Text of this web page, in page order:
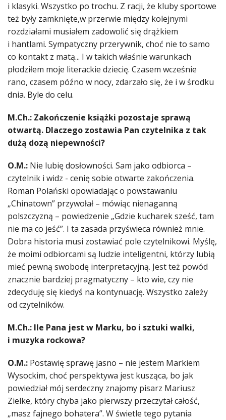
i klasyki. Wszystko po trochu. Z racji, że kluby sportowe
też były zamknięte,w przerwie między kolejnymi
rozdziałami musiałem zadowolić się drążkiem
i hantlami. Sympatyczny przerywnik, choć nie to samo
co kontakt z matą... I w takich właśnie warunkach
płodziłem moje literackie dziecię. Czasem wcześnie
rano, czasem późno w nocy, zdarzało się, że i w środku
dnia. Byle do celu.
M.Ch.: Zakończenie książki pozostaje sprawą
otwartą. Dlaczego zostawia Pan czytelnika z tak
dużą dozą niepewności?
O.M.: Nie lubię dosłowności. Sam jako odbiorca –
czytelnik i widz - cenię sobie otwarte zakończenia.
Roman Polański opowiadając o powstawaniu
„Chinatown” przywołał – mówiąc nienaganną
polszczyzną – powiedzenie „Gdzie kucharek sześć, tam
nie ma co jeść”. I ta zasada przyświeca również mnie.
Dobra historia musi zostawiać pole czytelnikowi. Myślę,
że moimi odbiorcami są ludzie inteligentni, którzy lubią
mieć pewną swobodę interpretacyjną. Jest też powód
znacznie bardziej pragmatyczny – kto wie, czy nie
zdecyduję się kiedyś na kontynuację. Wszystko zależy
od czytelników.
M.Ch.: Ile Pana jest w Marku, bo i sztuki walki,
i muzyka rockowa?
O.M.: Postawię sprawę jasno – nie jestem Markiem
Wysockim, choć perspektywa jest kusząca, bo jak
powiedział mój serdeczny znajomy pisarz Mariusz
Zielke, który chyba jako pierwszy przeczytał całość,
„masz fajnego bohatera”. W świetle tego pytania